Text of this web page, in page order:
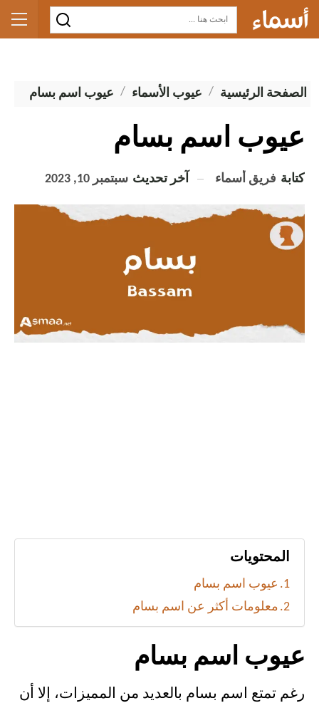
الصفحة الرئيسية عيوب الأسماء عيوب اسم بسام
عيوب اسم بسام
كتابة فريق أسماء آخر تحديث سبتمبر 10, 2023
المحتويات
عيوب اسم بسام
معلومات أكثر عن اسم بسام
عيوب اسم بسام
رغم تمتع اسم بسام بالعديد من المميزات، إلا أن